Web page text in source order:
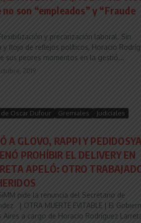
no son “empleados” y “Fraude
y precarización laboral. Sin
y flojo de reflejos políticos, Horacio
sus peores momentos en la gestió...
2019
Oscar Dufour Gremiales
Judiciales
A GLOVO, RAPPI Y
PROHÍBIR EL DELIVERY EN
APELÓ: OTRO
pide la renuncia del Secretario de
| OTRA MUERTE EVITABLE | El
Aires a cargo de Horacio Rodríguez